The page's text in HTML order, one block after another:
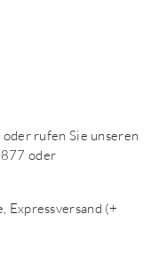
oder rufen Sie unseren
oder
Expressversand (+